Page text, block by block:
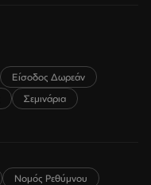
Είσοδος Δωρεάν
Σεμινάρια
Νομός Ρεθύμνου